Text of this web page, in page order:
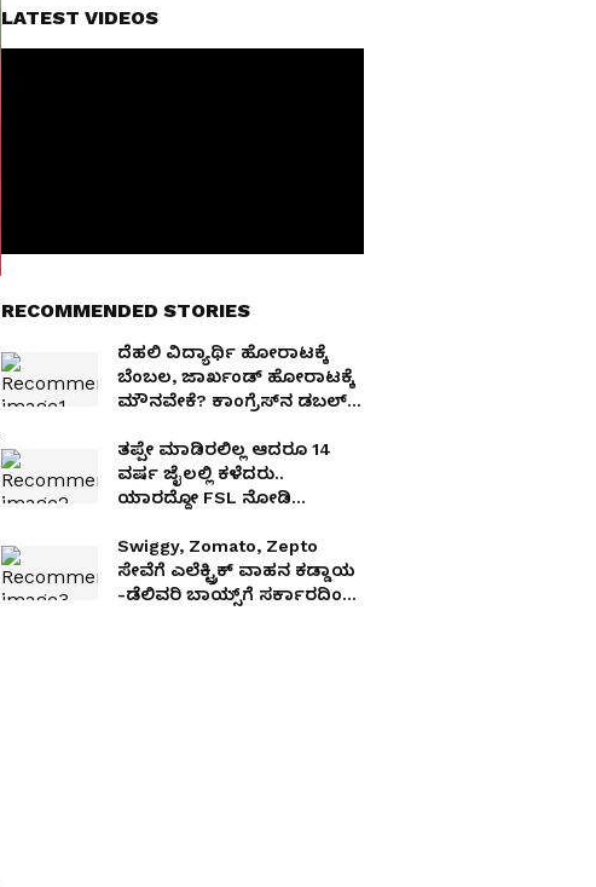
LATEST VIDEOS
RECOMMENDED STORIES
ದೆಹಲಿ ವಿದ್ಯಾರ್ಥಿ ಹೋರಾಟಕ್ಕೆ
ಬೆಂಬಲ, ಜಾರ್ಖಂಡ್ ಹೋರಾಟಕ್ಕೆ
ಮೌನವೇಕೆ? ಕಾಂಗ್ರೆಸ್‌ನ ಡಬಲ್
ತಪ್ಪೇ ಮಾಡಿರಲಿಲ್ಲ ಆದರೂ 14
ವರ್ಷ ಜೈಲಲ್ಲಿ ಕಳೆದರು..
ಯಾರದ್ದೋ FSL ನೋಡಿ
ಕೋರ್ಟ್‌!
Swiggy, Zomato, Zepto
ಸೇವೆಗೆ ಎಲೆಕ್ಟ್ರಿಕ್ ವಾಹನ ಕಡ್ಡಾಯ
-ಡೆಲಿವರಿ ಬಾಯ್ಸ್‌ಗೆ ಸರ್ಕಾರದಿಂದ